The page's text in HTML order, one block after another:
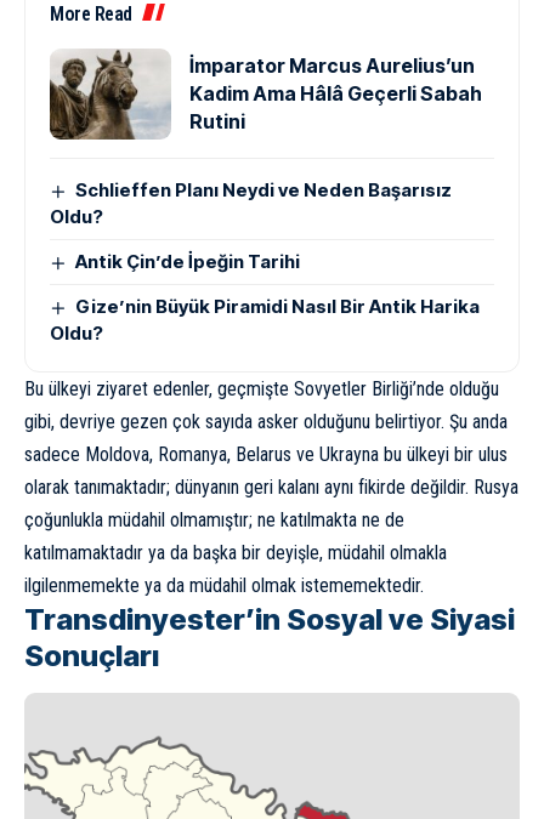
More Read
İmparator Marcus Aurelius’un
Kadim Ama Hâlâ Geçerli Sabah
Rutini
Schlieffen Planı Neydi ve Neden Başarısız
Oldu?
Antik Çin’de İpeğin Tarihi
Gize’nin Büyük Piramidi Nasıl Bir Antik Harika
Oldu?
Bu ülkeyi ziyaret edenler, geçmişte Sovyetler Birliği’nde olduğu
gibi, devriye gezen çok sayıda asker olduğunu belirtiyor. Şu anda
sadece Moldova, Romanya, Belarus ve Ukrayna bu ülkeyi bir ulus
olarak tanımaktadır; dünyanın geri kalanı aynı fikirde değildir. Rusya
çoğunlukla müdahil olmamıştır; ne katılmakta ne de
katılmamaktadır ya da başka bir deyişle, müdahil olmakla
ilgilenmemekte ya da müdahil olmak istememektedir.
Transdinyester’in Sosyal ve Siyasi
Sonuçları